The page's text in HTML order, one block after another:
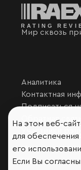
Мир сквозь
Аналитика
Контактная
Подписаться
Обратная связь
Участники
Мы в
VK
На этом веб-
для
его
Если Вы